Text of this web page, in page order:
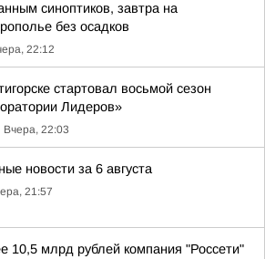
синоптиков, завтра на
без осадков
22:12
стартовал восьмой сезон
Лидеров»
Вчера, 22:03
новости за 6 августа
21:57
10,5 млрд рублей компания "Россети"